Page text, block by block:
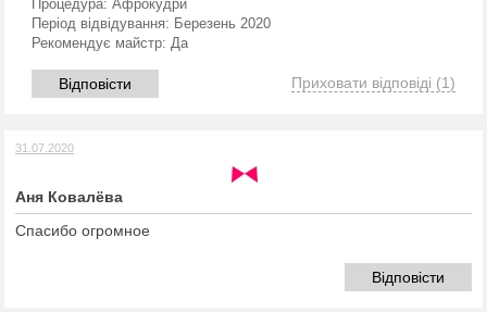
Процедура: Афрокудри
Період відвідування: Березень 2020
Рекомендує майстр: Да
Відповісти Приховати відповіді (1)
31.07.2020
Аня Ковалёва
Спасибо огромное
Відповісти